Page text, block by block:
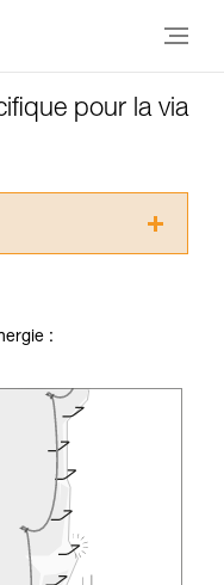
pour la via
pour
une
spécifique. Validez
capacité à refaire
sécurité, avant
de techniques
exister d’autres
: